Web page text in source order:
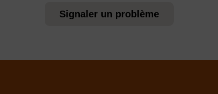
Signaler un problème